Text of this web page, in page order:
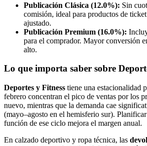
Publicación Clásica (12.0%): Sin
comisión, ideal para productos de
ajustado.
Publicación Premium (16.0%):
para el comprador. Mayor conversión
alto.
Lo que importa saber sobre
Deportes y Fitness tiene una estacionalidad
febrero concentran el pico de ventas por los
nuevo, mientras que la demanda cae
(mayo–agosto en el hemisferio sur).
función de ese ciclo mejora el margen anual.
En calzado deportivo y ropa técnica, las